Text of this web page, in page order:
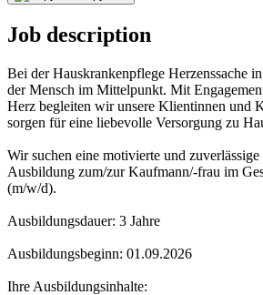
Job description
Bei der Hauskrankenpflege Herzenssache
der Mensch im Mittelpunkt. Mit
Herz begleiten wir unsere Klientinnen und
sorgen für eine liebevolle Versorgung zu
Wir suchen eine motivierte und
Ausbildung zum/zur Kaufmann/-frau im
(m/w/d).
Ausbildungsdauer: 3 Jahre
Ausbildungsbeginn: 01.09.2026
Ihre Ausbildungsinhalte: